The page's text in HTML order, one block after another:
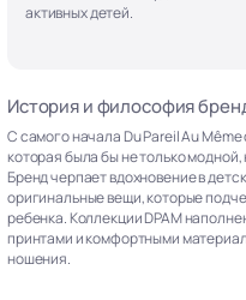
активных детей.
История и философия
С самого начала Du Pareil Au
которая была бы не только модной,
Бренд черпает вдохновение в
оригинальные вещи, которые
ребенка. Коллекции DPAM
принтами и комфортными
ношения.